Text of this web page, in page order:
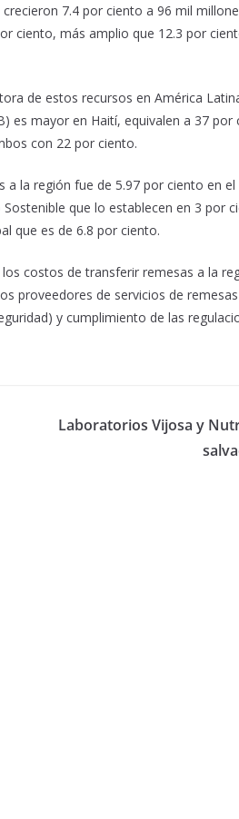
7.4 por ciento a 96 mil
ciento, más amplio que 12.3 por
de estos recursos en América
mayor en Haití, equivalen a 37 por
con 22 por ciento.
la región fue de 5.97 por ciento en
que lo establecen en 3 por
que es de 6.8 por ciento.
costos de transferir remesas a la
proveedores de servicios de
y cumplimiento de las
Laboratorios Vijosa y